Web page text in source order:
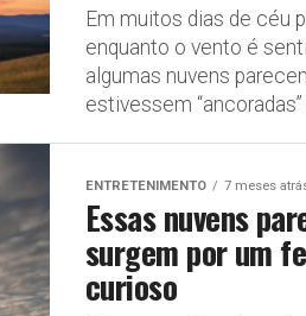
Em muitos dias de céu
enquanto o vento é
algumas nuvens
estivessem “ancoradas”
ENTRETENIMENTO 7 meses
Essas nuvens
surgem por um
curioso